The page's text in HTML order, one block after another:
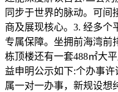
同步于世界的脉动。可间
商及展现核心。3. 经多个
专属保障。坐拥前海湾前
栋顶楼还有一套488㎡大
益申明公示如下:个办事
属一对一办事，新规设想